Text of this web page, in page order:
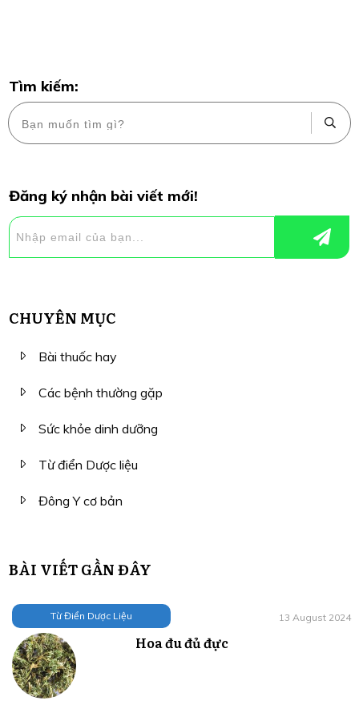
Tìm kiếm:
Đăng ký nhận bài viết mới!
CHUYÊN MỤC
Bài thuốc hay
Các bệnh thường gặp
Sức khỏe dinh dưỡng
Từ điển Dược liệu
Đông Y cơ bản
BÀI VIẾT GẦN ĐÂY
Từ Điển Dược Liệu 13 August 2024
Hoa đu đủ đực